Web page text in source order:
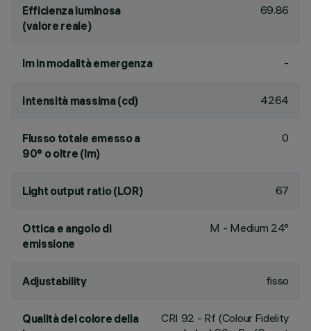
Efficienza luminosa
(valore reale)
69.86
lm in modalità emergenza -
Intensità massima (cd) 4264
Flusso totale emesso a
90° o oltre (lm)
0
Light output ratio (LOR) 67
Ottica e angolo di
emissione
M - Medium 24°
Adjustability fisso
Qualità del colore della
CRI 92 - Rf (Colour Fidelity